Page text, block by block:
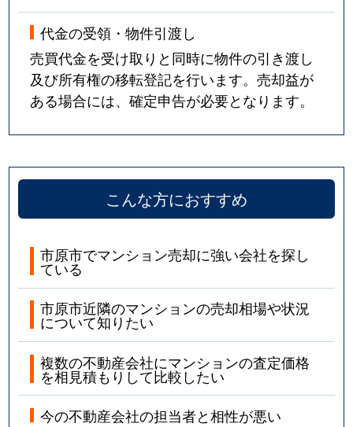
代金の受領・物件引渡し
売買代金を受け取りと同時に物件の引き渡し
及び所有権の移転登記を行います。売却益が
ある場合には、確定申告が必要となります。
こんな方におすすめ
市原市でマンション売却に強い会社を探し
ている
市原市近隣のマンションの売却相場や状況
について知りたい
複数の不動産会社にマンションの査定価格
を相見積もりして比較したい
今の不動産会社の担当者と相性が悪い